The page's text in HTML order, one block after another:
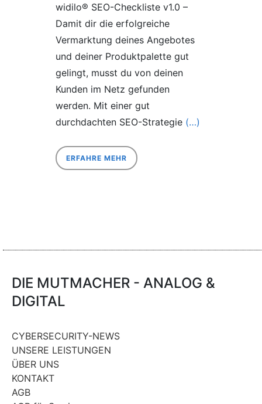
widilo® SEO-Checkliste v1.0 –
Damit dir die erfolgreiche
Vermarktung deines Angebotes
und deiner Produktpalette gut
gelingt, musst du von deinen
Kunden im Netz gefunden
werden. Mit einer gut
durchdachten SEO-Strategie (…)
ERFAHRE MEHR
DIE MUTMACHER - ANALOG &
DIGITAL
CYBERSECURITY-NEWS
UNSERE LEISTUNGEN
ÜBER UNS
KONTAKT
AGB